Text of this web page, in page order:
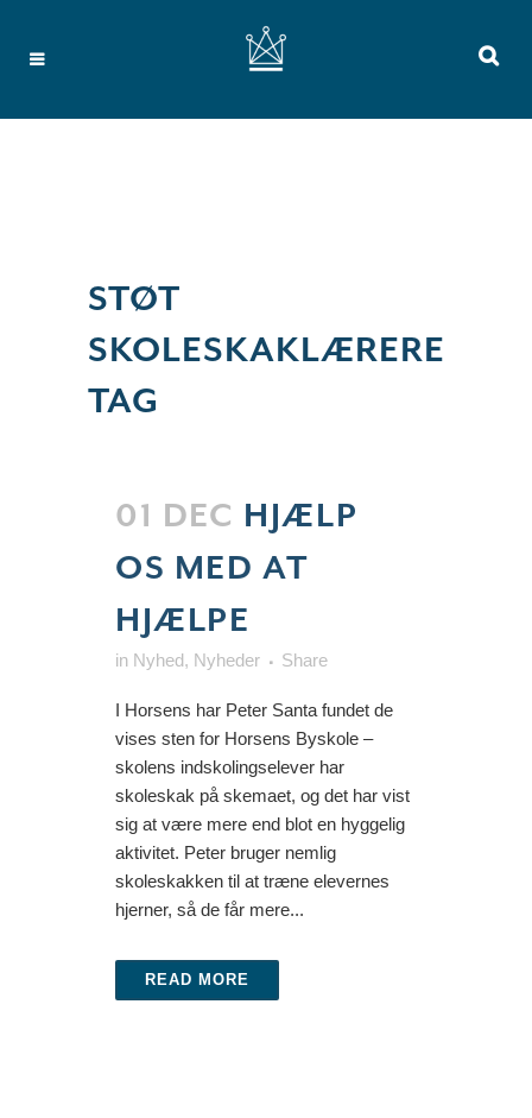
STØT
SKOLESKAKLÆRERE
TAG
01 DEC HJÆLP
OS MED AT
HJÆLPE
in Nyhed, Nyheder Share
I Horsens har Peter Santa fundet de
vises sten for Horsens Byskole –
skolens indskolingselever har
skoleskak på skemaet, og det har vist
sig at være mere end blot en hyggelig
aktivitet. Peter bruger nemlig
skoleskakken til at træne elevernes
hjerner, så de får mere...
READ MORE